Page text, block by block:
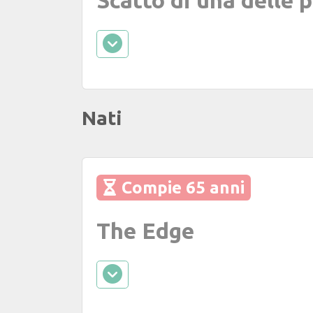
Nati
Compie 65 anni
The Edge